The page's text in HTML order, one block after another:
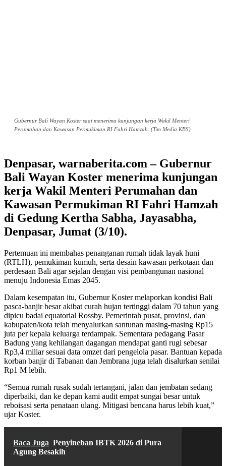
Gubernur Bali Wayan Koster saat menerima kunjungan kerja Wakil Menteri
Perumahan dan Kawasan Permukiman RI Fahri Hamzah. (Tim Media KBS)
Denpasar, warnaberita.com – Gubernur
Bali Wayan Koster menerima kunjungan
kerja Wakil Menteri Perumahan dan
Kawasan Permukiman RI Fahri Hamzah
di Gedung Kertha Sabha, Jayasabha,
Denpasar, Jumat (3/10).
Pertemuan ini membahas penanganan rumah tidak layak huni
(RTLH), pemukiman kumuh, serta desain kawasan perkotaan dan
perdesaan Bali agar sejalan dengan visi pembangunan nasional
menuju Indonesia Emas 2045.
Dalam kesempatan itu, Gubernur Koster melaporkan kondisi Bali
pasca-banjir besar akibat curah hujan tertinggi dalam 70 tahun yang
dipicu badai equatorial Rossby. Pemerintah pusat, provinsi, dan
kabupaten/kota telah menyalurkan santunan masing-masing Rp15
juta per kepala keluarga terdampak. Sementara pedagang Pasar
Badung yang kehilangan dagangan mendapat ganti rugi sebesar
Rp3,4 miliar sesuai data omzet dari pengelola pasar. Bantuan kepada
korban banjir di Tabanan dan Jembrana juga telah disalurkan senilai
Rp1 M lebih.
“Semua rumah rusak sudah tertangani, jalan dan jembatan sedang
diperbaiki, dan ke depan kami audit empat sungai besar untuk
reboisasi serta penataan ulang. Mitigasi bencana harus lebih kuat,”
ujar Koster.
Baca Juga Penyineban IBTK 2026 di Pura
Agung Besakih